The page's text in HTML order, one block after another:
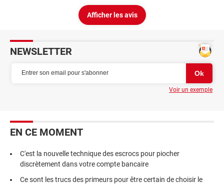
Afficher les avis
NEWSLETTER
Voir un exemple
EN CE MOMENT
C'est la nouvelle technique des escrocs pour piocher
discrètement dans votre compte bancaire
Ce sont les trucs des primeurs pour être certain de choisir le